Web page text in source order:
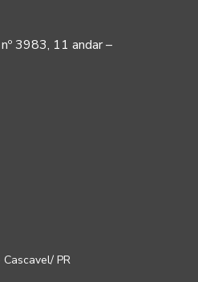
3983, 11 andar –
PR